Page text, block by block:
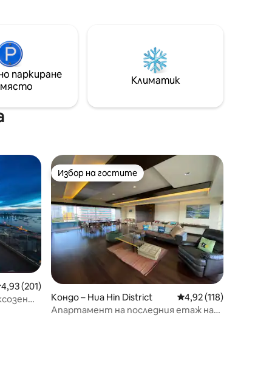
по
по
на
и смарт телевизор с Ultra HD.
Кухнята е добре оборудвана с
микровълнова печка, аспиратор,
електрически котлон и хладилник.
към градините и басейна.
паркиране
място
Климатик
оценка: 4,93 от 5, 201 отзива
4,93 (201)
Избор на гостите
Избор на гостите
Кондо – Hua Hin District Средна оценка: 4,92
4,92 (118)
Апартамент на последния етаж на